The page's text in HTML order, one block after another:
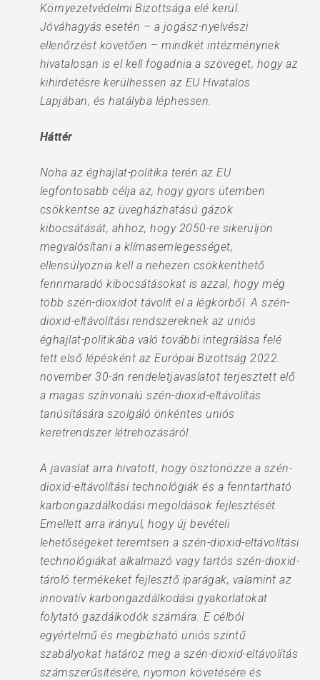
Környezetvédelmi Bizottsága elé kerül.
Jóváhagyás esetén – a jogász-nyelvészi
ellenőrzést követően – mindkét intézménynek
hivatalosan is el kell fogadnia a szöveget, hogy az
kihirdetésre kerülhessen az EU Hivatalos
Lapjában, és hatályba léphessen.
Háttér
Noha az éghajlat-politika terén az EU
legfontosabb célja az, hogy gyors ütemben
csökkentse az üvegházhatású gázok
kibocsátását, ahhoz, hogy 2050-re sikerüljön
megvalósítani a klímasemlegességet,
ellensúlyoznia kell a nehezen csökkenthető
fennmaradó kibocsátásokat is azzal, hogy még
több szén-dioxidot távolít el a légkörből. A szén-
dioxid-eltávolítási rendszereknek az uniós
éghajlat-politikába való további integrálása felé
tett első lépésként az Európai Bizottság 2022.
november 30-án rendeletjavaslatot terjesztett elő
a magas színvonalú szén-dioxid-eltávolítás
tanúsítására szolgáló önkéntes uniós
keretrendszer létrehozásáról.
A javaslat arra hivatott, hogy ösztönözze a szén-
dioxid-eltávolítási technológiák és a fenntartható
karbongazdálkodási megoldások fejlesztését.
Emellett arra irányul, hogy új bevételi
lehetőségeket teremtsen a szén-dioxid-eltávolítási
technológiákat alkalmazó vagy tartós szén-dioxid-
tároló termékeket fejlesztő iparágak, valamint az
innovatív karbongazdálkodási gyakorlatokat
folytató gazdálkodók számára. E célból
egyértelmű és megbízható uniós szintű
szabályokat határoz meg a szén-dioxid-eltávolítás
számszerűsítésére, nyomon követésére és